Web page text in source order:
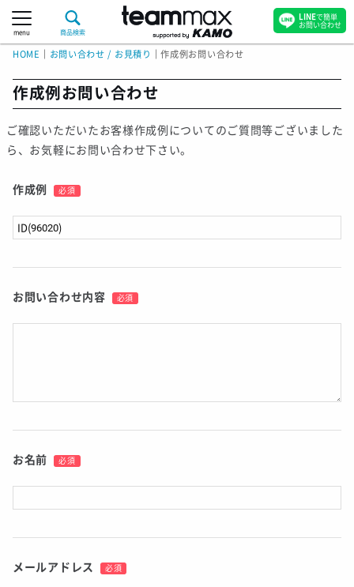
menu 商品検索
HOME お問い合わせ / お見積り ｜作成例お問い合わせ
作成例お問い合わせ
ご確認いただいたお客様作成例についてのご質問等ございました
ら、お気軽にお問い合わせ下さい。
作成例 必須
お問い合わせ内容 必須
お名前 必須
メールアドレス 必須
LINEで簡単
お問い合わせ